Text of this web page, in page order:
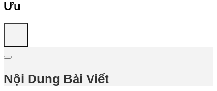
Ưu
Nội Dung Bài Viết